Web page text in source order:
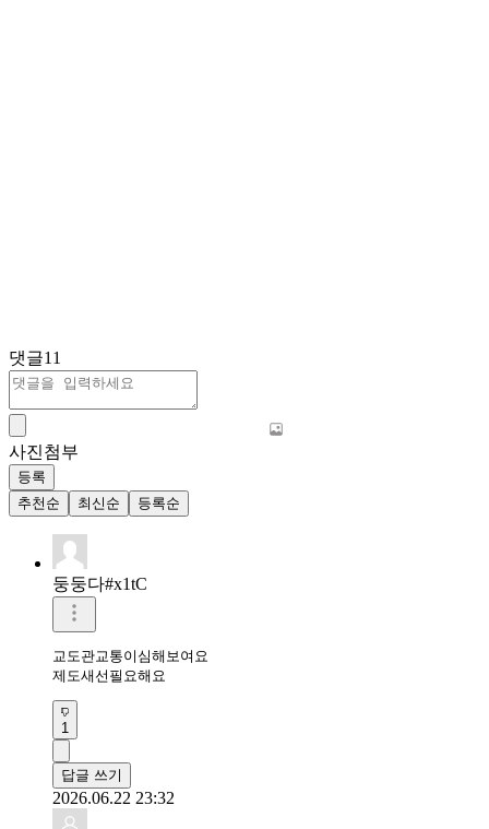
댓글11
사진첨부
등록
추천순
최신순 등록순
둥둥다#x1tC
교도관교통이심해보여요
제도새선필요해요
1
답글 쓰기
2026.06.22 23:32